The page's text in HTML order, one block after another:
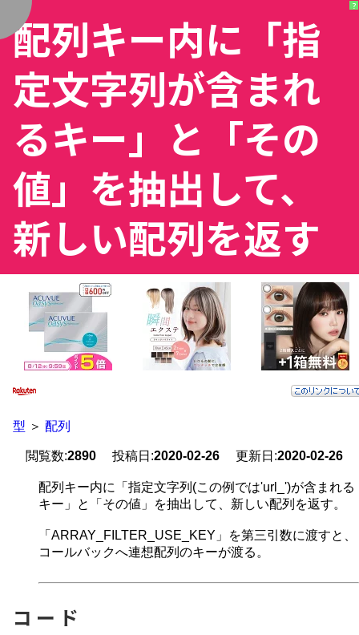
配列キー内に「指
定文字列が含まれ
るキー」と「その
値」を抽出して、
新しい配列を返す
型 ＞ 配列
閲覧数:2890 投稿日:2020-02-26 更新日:2020-02-26
配列キー内に「指定文字列(この例では'url_')が含まれる
キー」と「その値」を抽出して、新しい配列を返す。
「ARRAY_FILTER_USE_KEY」を第三引数に渡すと、
コールバックへ連想配列のキーが渡る。
コード
??